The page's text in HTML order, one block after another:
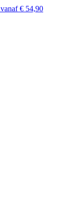
vanaf € 54,90